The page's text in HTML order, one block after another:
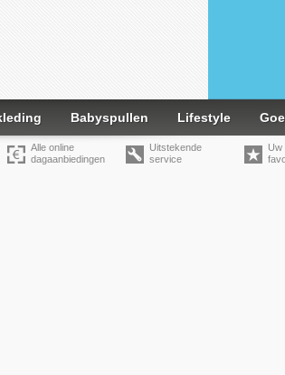
Babyspullen Lifestyle
Alle online
dagaanbiedingen
Uitstekende
service
Uw